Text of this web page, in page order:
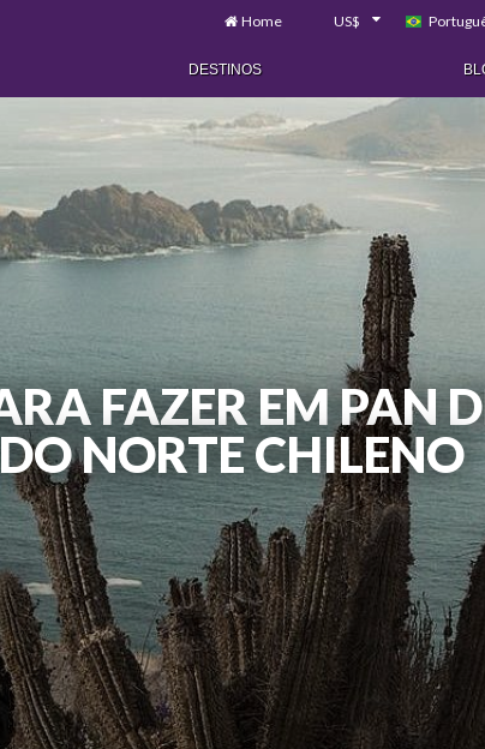
Home US$
DESTINOS
FAZER EM PAN
NORTE CHILENO